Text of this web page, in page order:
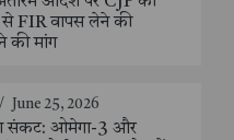
से FIR वापस लेने की
की मांग
/ June 25, 2026
संकट: ओमेगा-3 और